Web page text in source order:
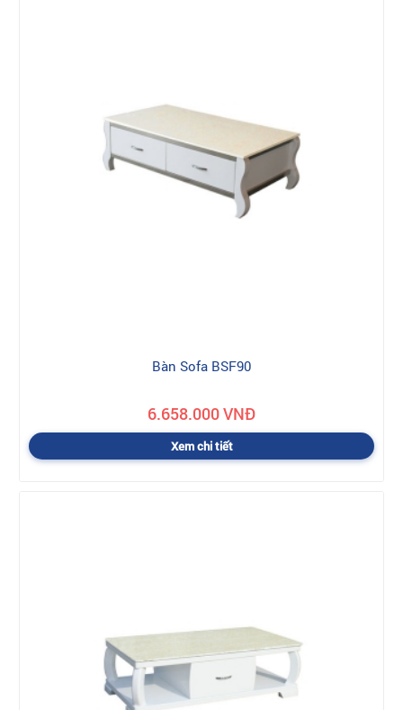
Bàn Sofa BSF90
6.658.000 VNĐ
Xem chi tiết